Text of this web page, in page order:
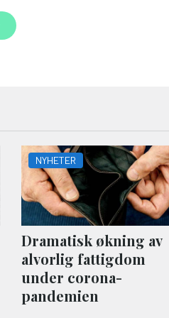
NYHETER
Dramatisk økning av
alvorlig fattigdom
under corona-
pandemien